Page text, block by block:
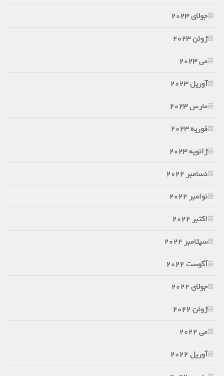
جولای 2023
ژوئن 2023
می 2023
آوریل 2023
مارس 2023
فوریه 2023
ژانویه 2023
دسامبر 2022
نوامبر 2022
اکتبر 2022
سپتامبر 2022
آگوست 2022
جولای 2022
ژوئن 2022
می 2022
آوریل 2022